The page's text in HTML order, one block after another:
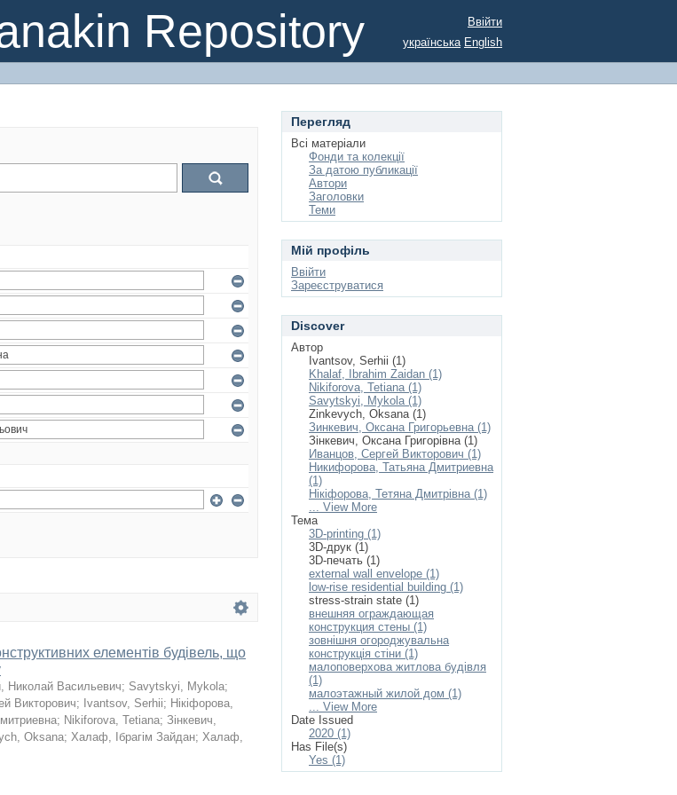
Repository
Ввійти
українська English
елементів будівель, що
Николай Васильевич; Savytskyi, Mykola;
Викторович; Ivantsov, Serhii; Нікіфорова,
; Nikiforova, Tetiana; Зінкевич,
Oksana; Халаф, Ібрагім Зайдан; Халаф,
Перегляд
Всі матеріали
Фонди та колекції
За датою публикації
Автори
Заголовки
Теми
Мій профіль
Ввійти
Зареєструватися
Discover
Автор
Ivantsov, Serhii (1)
Khalaf, Ibrahim Zaidan (1)
Nikiforova, Tetiana (1)
Savytskyi, Mykola (1)
Zinkevych, Oksana (1)
Зинкевич, Оксана Григорьевна (1)
Зінкевич, Оксана Григорівна (1)
Иванцов, Сергей Викторович (1)
Никифорова, Татьяна Дмитриевна
(1)
Нікіфорова, Тетяна Дмитрівна (1)
... View More
Тема
3D-printing (1)
3D-друк (1)
3D-печать (1)
external wall envelope (1)
low-rise residential building (1)
stress-strain state (1)
внешняя ограждающая
конструкция стены (1)
зовнішня огороджувальна
конструкція стіни (1)
малоповерхова житлова будівля
(1)
малоэтажный жилой дом (1)
... View More
Date Issued
2020 (1)
Has File(s)
Yes (1)